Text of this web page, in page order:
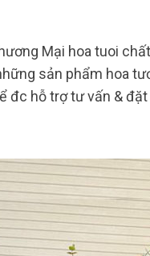
Mại hoa tuoi
sản phẩm hoa
đc hỗ trợ tư vấn & đặt